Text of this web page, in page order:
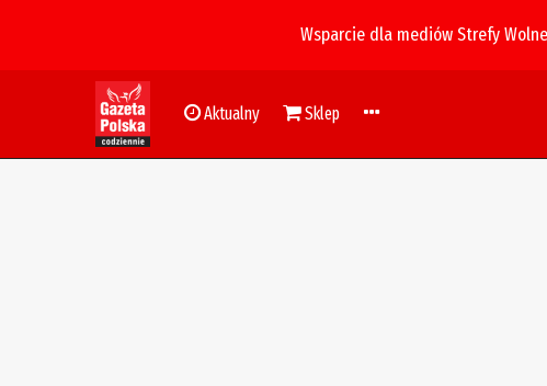
Wsparcie dla mediów Strefy
Aktualny Sklep